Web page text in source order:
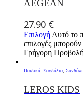
AEGEAN
27.90 €
Επιλογή Αυτό το
επιλογές μπορούν
Γρήγορη Προβολή
Παιδικά Σανδάλια
LEROS KIDS